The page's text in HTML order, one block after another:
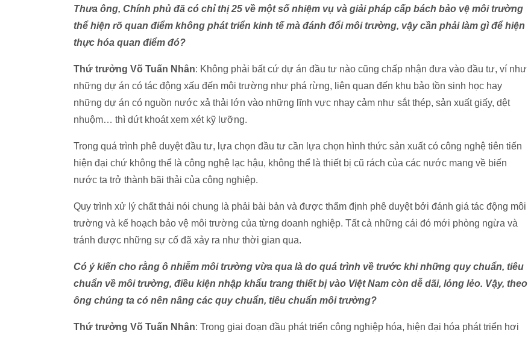
Thưa ông, Chính phủ đã có chỉ thị 25 về một số nhiệm vụ và giải pháp cấp bách bảo vệ môi trường
thể hiện rõ quan điểm không phát triển kinh tế mà đánh đổi môi trường, vậy cần phải làm gì để hiện
thực hóa quan điểm đó?
Thứ trưởng Võ Tuấn Nhân: Không phải bất cứ dự án đầu tư nào cũng chấp nhận đưa vào đầu tư, ví như
những dự án có tác động xấu đến môi trường như phá rừng, liên quan đến khu bảo tồn sinh học hay
những dự án có nguồn nước xả thải lớn vào những lĩnh vực nhạy cảm như sắt thép, sản xuất giấy, dệt
nhuộm… thì dứt khoát xem xét kỹ lưỡng.
Trong quá trình phê duyệt đầu tư, lựa chọn đầu tư cần lựa chọn hình thức sản xuất có công nghệ tiên tiến
hiện đại chứ không thể là công nghệ lạc hậu, không thể là thiết bị cũ rách của các nước mang về biến
nước ta trở thành bãi thải của công nghiệp.
Quy trình xử lý chất thải nói chung là phải bài bản và được thẩm định phê duyệt bởi đánh giá tác động môi
trường và kế hoạch bảo vệ môi trường của từng doanh nghiệp. Tất cả những cái đó mới phòng ngừa và
tránh được những sự cố đã xảy ra như thời gian qua.
Có ý kiến cho rằng ô nhiễm môi trường vừa qua là do quá trình về trước khi những quy chuẩn, tiêu
chuẩn về môi trường, điều kiện nhập khẩu trang thiết bị vào Việt Nam còn dễ dãi, lỏng lẻo. Vậy, theo
ông chúng ta có nên nâng các quy chuẩn, tiêu chuẩn môi trường?
Thứ trưởng Võ Tuấn Nhân: Trong giai đoạn đầu phát triển công nghiệp hóa, hiện đại hóa phát triển hơi